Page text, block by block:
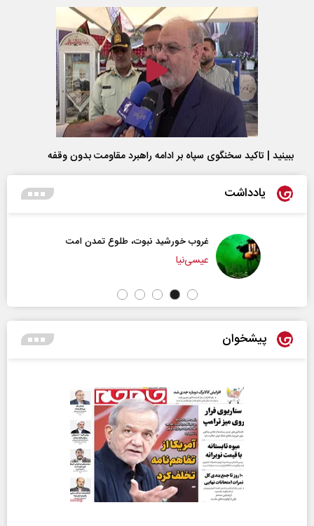
ببینید | تاکید سخنگوی سپاه بر ادامه راهبرد مقاومت بدون وقفه
یادداشت
غروب خورشید نبوت، طلوع تمدن امت
عیسی‌نیا
پیشخوان